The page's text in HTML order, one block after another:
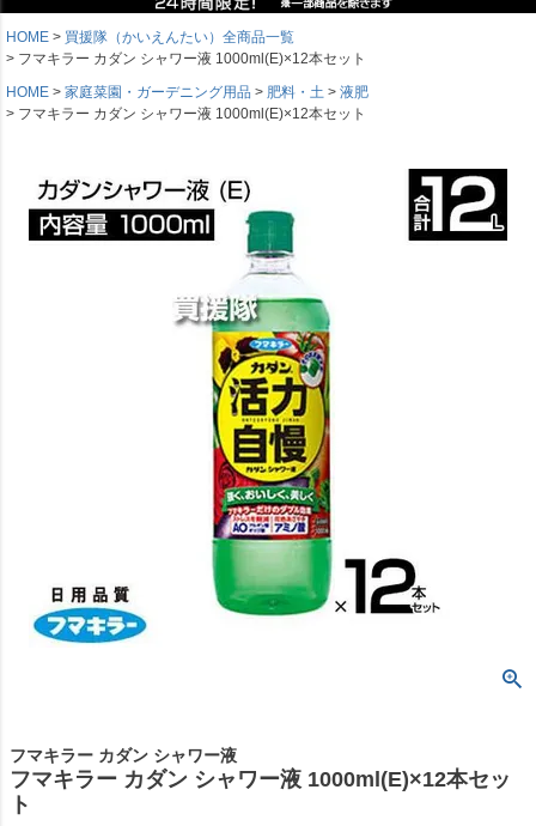
HOME
買援隊（かいえんたい）全商品一覧
フマキラー カダン シャワー液 1000ml(E)×12本セット
HOME
家庭菜園・ガーデニング用品 肥料・土
液肥
フマキラー カダン シャワー液 1000ml(E)×12本セット
フマキラー カダン シャワー液
フマキラー カダン シャワー液 1000ml(E)×12本セッ
ト